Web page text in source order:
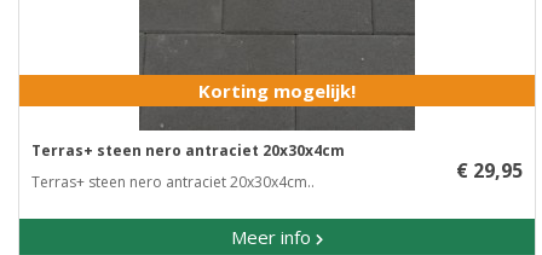
Korting mogelijk!
Terras+ steen nero antraciet 20x30x4cm
Terras+ steen nero antraciet 20x30x4cm..
Meer info
€ 29,95